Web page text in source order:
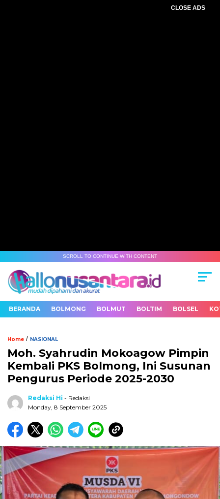
CLOSE ADS
SCROLL TO CONTINUE WITH CONTENT
BERANDA BOLMONG BOLMUT BOLTIM BOLSEL
Home / NASIONAL
Moh. Syahrudin Mokoagow Pimpin
Kembali PKS Bolmong, Ini Susunan
Pengurus Periode 2025-2030
Redaksi Hi - Redaksi
Monday, 8 September 2025